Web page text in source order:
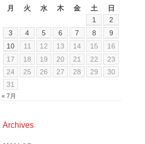
月
火 水 木 金 土
日
1
2
3
4 5 6 7 8
9
10
11 12 13 14 15
16
17
18 19 20 21 22
23
24
25 26 27 28 29
30
31
« 7月
Archives